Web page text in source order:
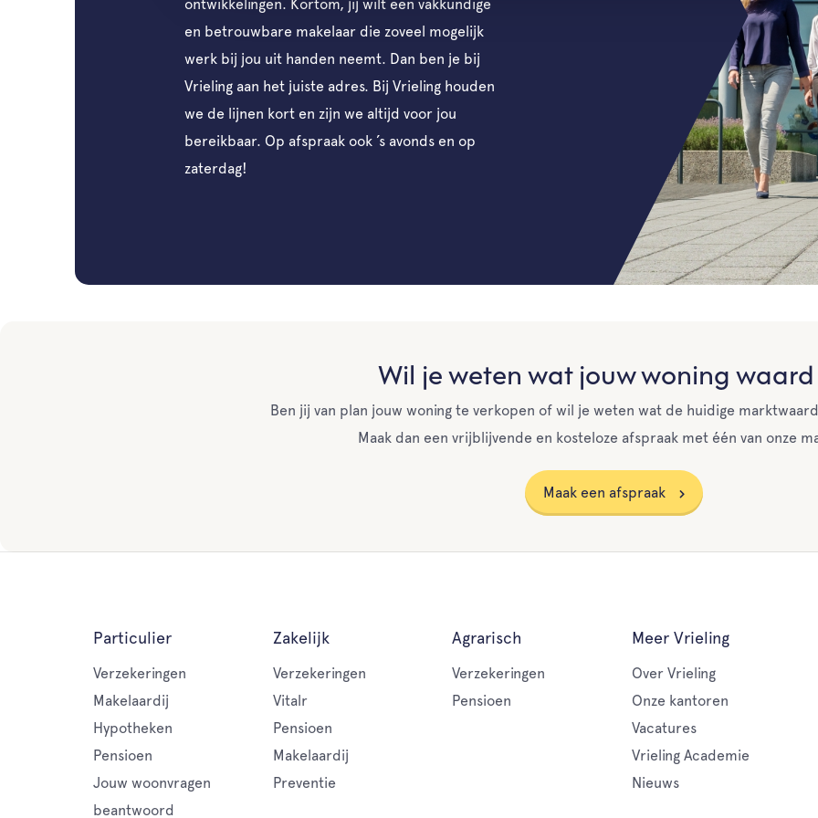
ontwikkelingen. Kortom, jij wilt een vakkundige
en betrouwbare makelaar die zoveel mogelijk
werk bij jou uit handen neemt. Dan ben je bij
Vrieling aan het juiste adres. Bij Vrieling houden
we de lijnen kort en zijn we altijd voor jou
bereikbaar. Op afspraak ook ’s avonds en op
zaterdag!
Wil je weten wat jouw woning waard
Ben jij van plan jouw woning te verkopen of wil je weten wat de huidige
Maak dan een vrijblijvende en kosteloze afspraak met één van onze
Maak een afspraak
Particulier
Verzekeringen
Makelaardij
Hypotheken
Pensioen
Jouw woonvragen
beantwoord
Zakelijk
Verzekeringen
Vitalr
Pensioen
Makelaardij
Preventie
Agrarisch
Verzekeringen
Pensioen
Meer Vrieling
Over Vrieling
Onze kantoren
Vacatures
Vrieling Academie
Nieuws